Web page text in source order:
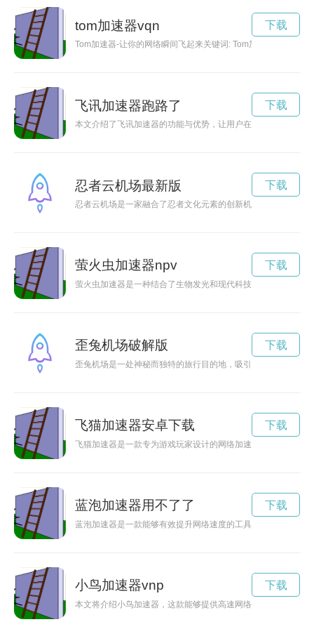
tom加速器vqn
Tom加速器-让你的网络瞬间飞起来关键词: Tom加速器,网络加
下载
飞讯加速器跑路了
本文介绍了飞讯加速器的功能与优势，让用户在使用互联网时
下载
忍者云机场最新版
忍者云机场是一家融合了忍者文化元素的创新机场，致力于为
下载
萤火虫加速器npv
萤火虫加速器是一种结合了生物发光和现代科技的创新设计，
下载
歪兔机场破解版
歪兔机场是一处神秘而独特的旅行目的地，吸引着无数旅行者
下载
飞猫加速器安卓下载
飞猫加速器是一款专为游戏玩家设计的网络加速器，能够解锁
下载
蓝泡加速器用不了了
蓝泡加速器是一款能够有效提升网络速度的工具，让用户在上
下载
小鸟加速器vnp
本文将介绍小鸟加速器，这款能够提供高速网络体验的神器，
下载